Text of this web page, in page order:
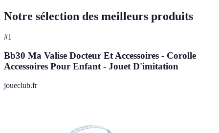
Notre sélection des meilleurs produits
#1
Bb30 Ma Valise Docteur Et Accessoires - Corolle
Accessoires Pour Enfant - Jouet D'imitation
joueclub.fr